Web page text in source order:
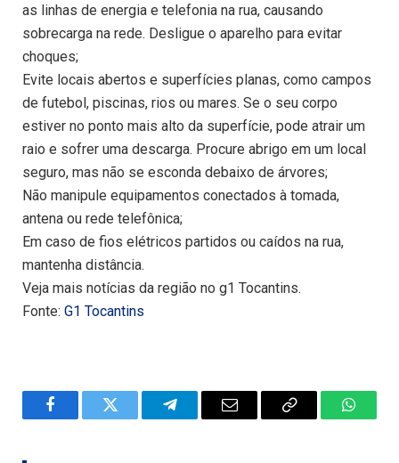
as linhas de energia e telefonia na rua, causando
sobrecarga na rede. Desligue o aparelho para evitar
choques;
Evite locais abertos e superfícies planas, como campos
de futebol, piscinas, rios ou mares. Se o seu corpo
estiver no ponto mais alto da superfície, pode atrair um
raio e sofrer uma descarga. Procure abrigo em um local
seguro, mas não se esconda debaixo de árvores;
Não manipule equipamentos conectados à tomada,
antena ou rede telefônica;
Em caso de fios elétricos partidos ou caídos na rua,
mantenha distância.
Veja mais notícias da região no g1 Tocantins.
Fonte: G1 Tocantins
FacebookTwitter TelegramEmail
Copy